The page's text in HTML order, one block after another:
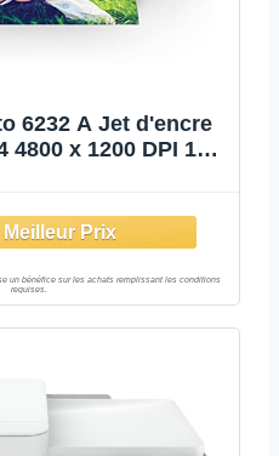
6232 A Jet d'encre
4800 x 1200 DPI 13